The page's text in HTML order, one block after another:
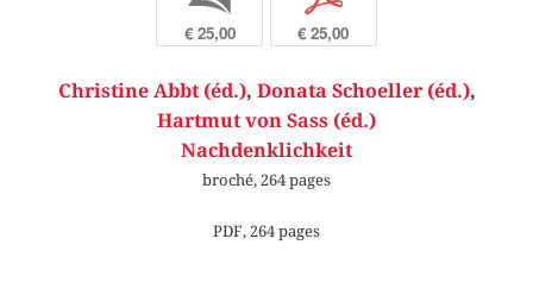
€ 25,00 € 25,00
Christine Abbt (éd.), Donata Schoeller (éd.),
Hartmut von Sass (éd.)
Nachdenklichkeit
broché, 264 pages
PDF, 264 pages